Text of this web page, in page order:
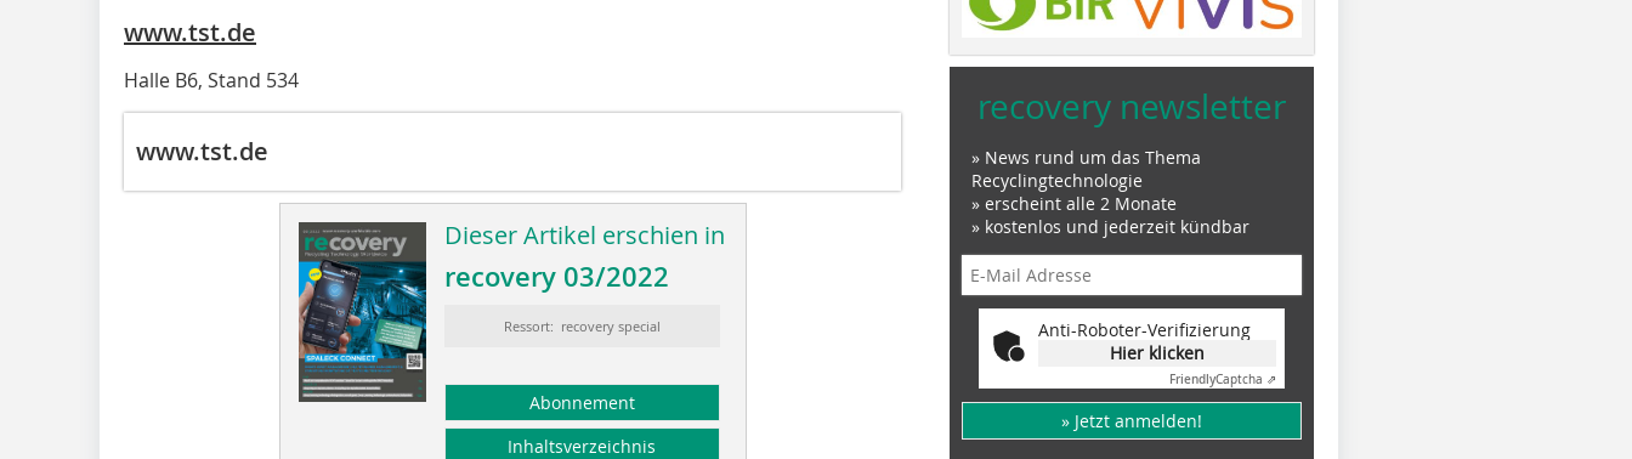
www.tst.de
Halle B6, Stand 534
www.tst.de
Dieser Artikel erschien in
recovery 03/2022
Ressort: recovery special
Abonnement
Inhaltsverzeichnis
recovery newsletter
» News rund um das Thema
Recyclingtechnologie
» erscheint alle 2 Monate
» kostenlos und jederzeit kündbar
Anti-Roboter-Verifizierung
Hier klicken
FriendlyCaptcha ⇗
» Jetzt anmelden!